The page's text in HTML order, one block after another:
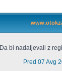
Da bi nadaljevali z
Pred 07 Avg